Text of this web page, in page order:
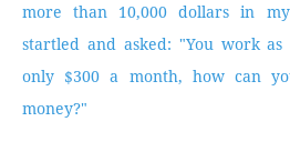
more than 10,000 dollars in
startled and asked: "You work
only $300 a month, how can
money?"